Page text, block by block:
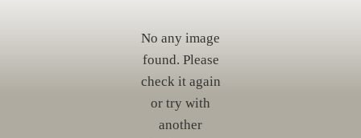
No any image
found. Please
check it again
or try with
another